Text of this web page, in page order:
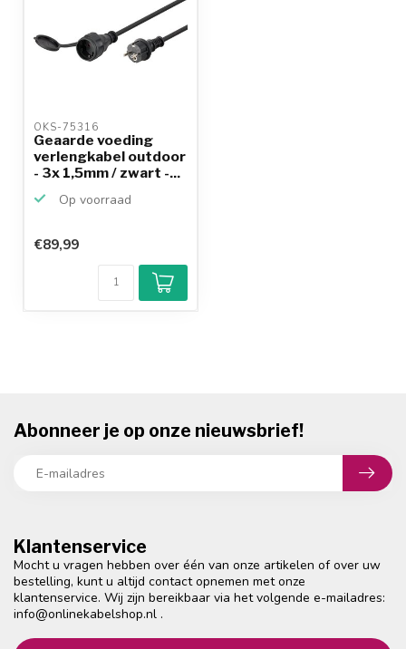
OKS-75316
Geaarde voeding
verlengkabel outdoor
- 3x 1,5mm / zwart -...
Op voorraad
€89,99
Klantenservice
Mocht u vragen hebben over één van onze artikelen of over uw
bestelling, kunt u altijd contact opnemen met onze
klantenservice. Wij zijn bereikbaar via het volgende e-mailadres:
info@onlinekabelshop.nl .
Abonneer je op onze nieuwsbrief!